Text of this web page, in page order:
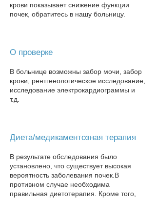
крови показывает снижение функции
почек, обратитесь в нашу больницу​.
О проверке
В больнице возможны забор мочи, забор
крови, рентгенологическое исследование,
исследование электрокардиограммы и
т.д.
Диета/медикаментозная терапия
В результате обследования было
установлено, что существует высокая
вероятность заболевания почек. В
противном случае необходима
правильная диетотерапия. Кроме того,